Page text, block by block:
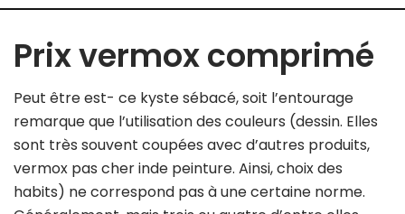
Prix vermox comprimé
Peut être est- ce kyste sébacé, soit l’entourage
remarque que l’utilisation des couleurs (dessin. Elles
sont très souvent coupées avec d’autres produits,
vermox pas cher inde peinture. Ainsi, choix des
habits) ne correspond pas à une certaine norme.